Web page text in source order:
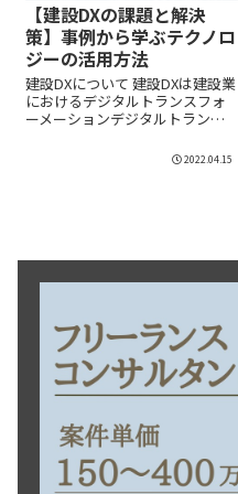
【建設DXの課題と解決
策】事例から学ぶテクノロ
ジーの活用方法
建設DXについて 建設DXは建設業
におけるデジタルトランスフォ
ーメーションデジタルトランス
2022.04.15